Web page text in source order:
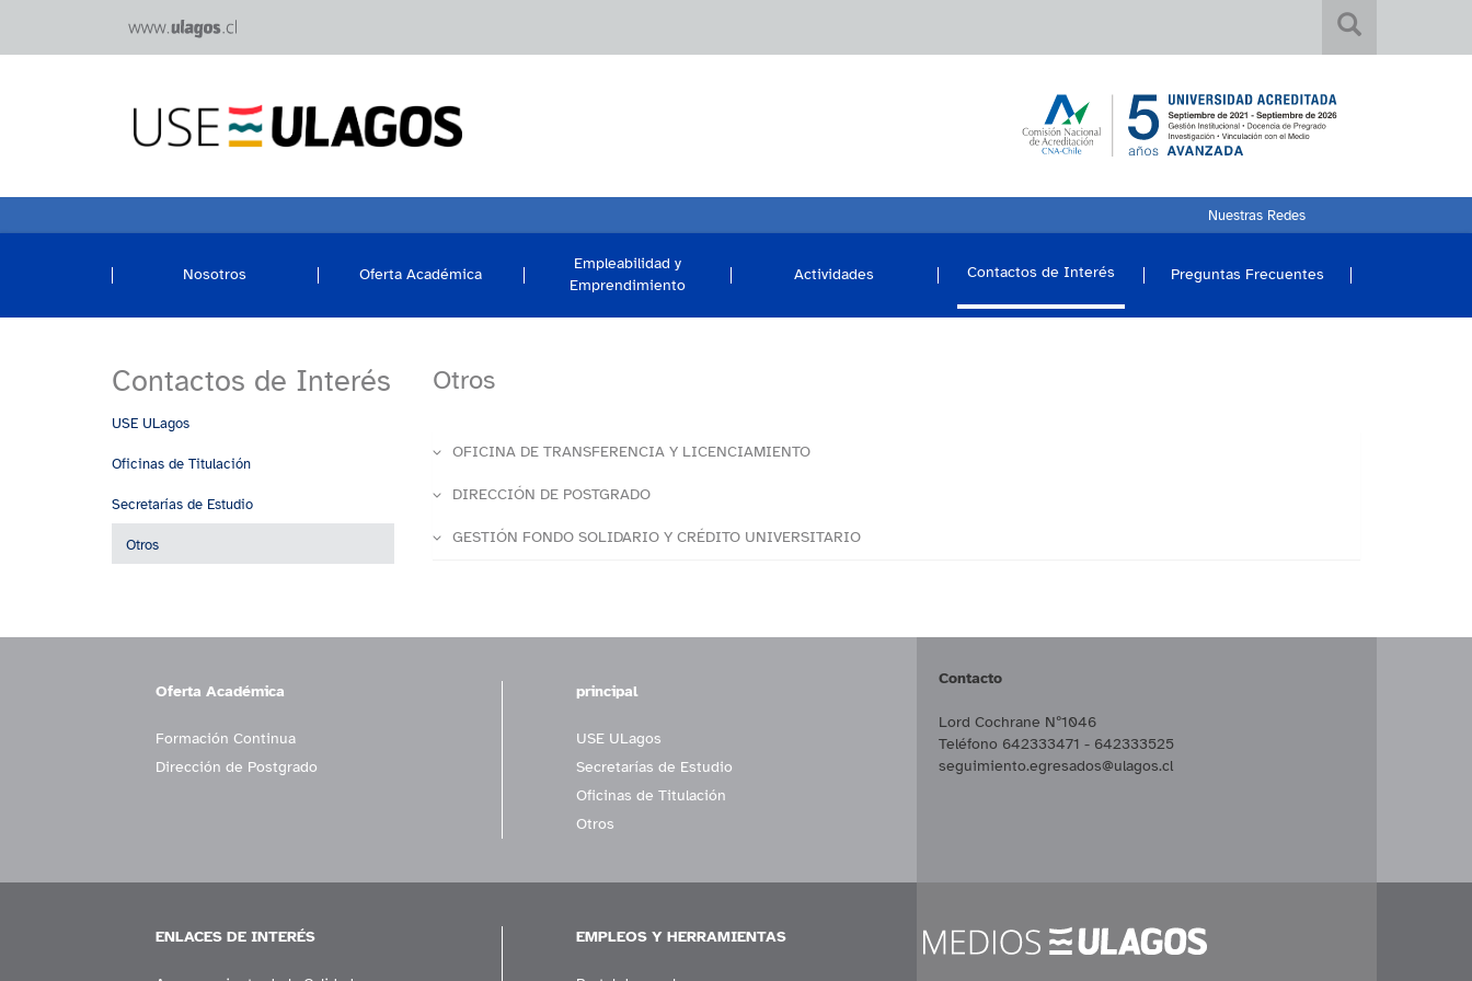
Nuestras Redes
Nosotros Oferta Académica
Empleabilidad y
Emprendimiento
Actividades Contactos de Interés Preguntas Frecuentes
Contactos de Interés
USE ULagos
Oficinas de Titulación
Secretarías de Estudio
Otros
Otros
OFICINA DE TRANSFERENCIA Y LICENCIAMIENTO
DIRECCIÓN DE POSTGRADO
GESTIÓN FONDO SOLIDARIO Y CRÉDITO UNIVERSITARIO
Oferta Académica
Formación Continua
Dirección de Postgrado
principal
USE ULagos
Secretarías de Estudio
Oficinas de Titulación
Otros
Contacto
Lord Cochrane Nº1046
Teléfono 642333471 - 642333525
seguimiento.egresados@ulagos.cl
ENLACES DE INTERÉS EMPLEOS Y HERRAMIENTAS